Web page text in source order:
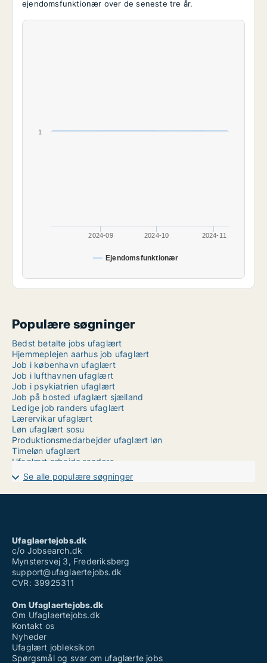
ejendomsfunktionær over de seneste tre år.
Ejendomsfunktionær
2024-09 2024-10 2024-11
1
Populære søgninger
Bedst betalte jobs ufaglært
Hjemmeplejen aarhus job ufaglært
Job i københavn ufaglært
Job i lufthavnen ufaglært
Job i psykiatrien ufaglært
Job på bosted ufaglært sjælland
Ledige job randers ufaglært
Lærervikar ufaglært
Løn ufaglært sosu
Produktionsmedarbejder ufaglært løn
Timeløn ufaglært
Ufaglært arbejde randers
Ufaglært arbejde aalborg
Ufaglært job favrskov
Ufaglært job kolding
Ufaglært sosu
Ufaglærte jobs århus
Se alle populære søgninger
Ufaglaertejobs.dk
c/o Jobsearch.dk
Mynstersvej 3, Frederiksberg
support@ufaglaertejobs.dk
CVR: 39925311
Om Ufaglaertejobs.dk
Om Ufaglaertejobs.dk
Kontakt os
Nyheder
Ufaglært jobleksikon
Spørgsmål og svar om ufaglærte jobs